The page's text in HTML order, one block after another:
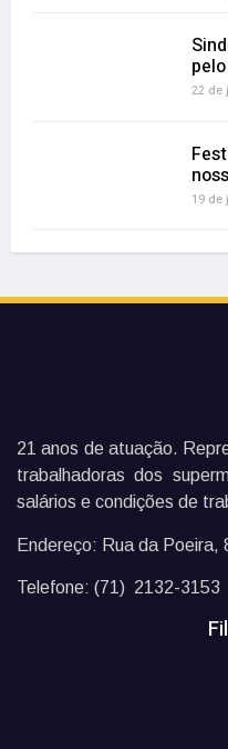
22 de
19 de
21 anos de atuação.
trabalhadoras dos
salários e condições de
Endereço: Rua da
Telefone: (71) 2132-3153